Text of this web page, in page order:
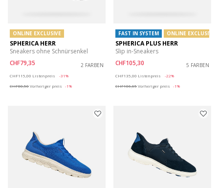
ONLINE EXCLUSIVE
SPHERICA HERR
Sneakers ohne Schnürsenkel
CHF79,35
2 FARBEN
CHF115,00 Listenpreis
-31%
CHF80,50Vorheriger preis -1%
FAST IN SYSTEM ONLINE EXCLUSIVE
SPHERICA PLUS HERR
Slip in-Sneakers
CHF105,30
5 FARBEN
CHF135,00 Listenpreis
-22%
CHF106,65Vorheriger preis -1%